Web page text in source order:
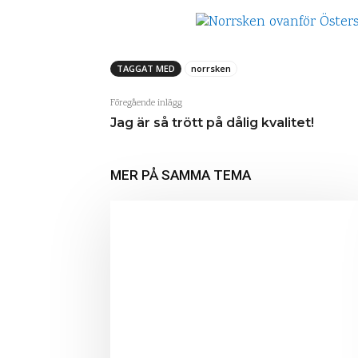
TAGGAT MED norrsken
Föregående inlägg
Jag är så trött på dålig kvalitet!
MER PÅ SAMMA TEMA